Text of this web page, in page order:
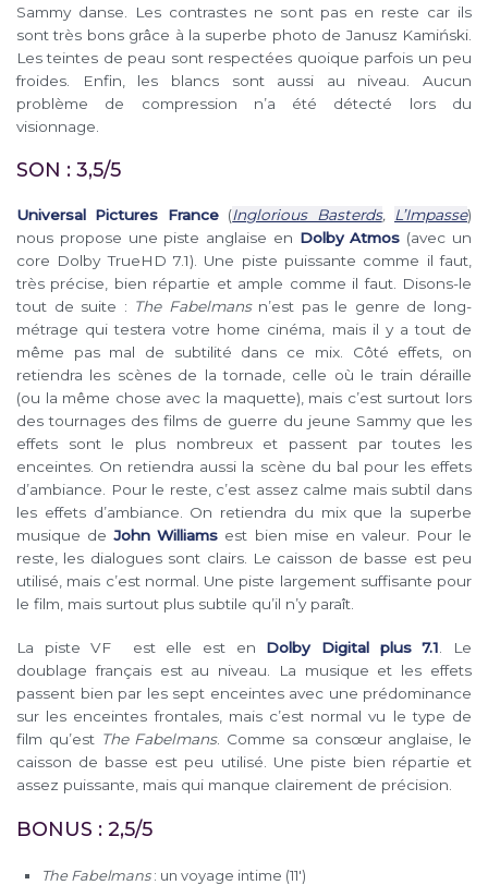
Sammy danse. Les contrastes ne sont pas en reste car ils
sont très bons grâce à la superbe photo de Janusz Kamiński.
Les teintes de peau sont respectées quoique parfois un peu
froides. Enfin, les blancs sont aussi au niveau. Aucun
problème de compression n’a été détecté lors du
visionnage.
SON : 3,5/5
Universal Pictures France(Inglorious Basterds, L’Impasse)
nous propose une piste anglaise en Dolby Atmos (avec un
core Dolby TrueHD 7.1). Une piste puissante comme il faut,
très précise, bien répartie et ample comme il faut. Disons-le
tout de suite : The Fabelmansn’est pas le genre de long-
métrage qui testera votre home cinéma, mais il y a tout de
même pas mal de subtilité dans ce mix. Côté effets, on
retiendra les scènes de la tornade, celle où le train déraille
(ou la même chose avec la maquette), mais c’est surtout lors
des tournages des films de guerre du jeune Sammy que les
effets sont le plus nombreux et passent par toutes les
enceintes. On retiendra aussi la scène du bal pour les effets
d’ambiance. Pour le reste, c’est assez calme mais subtil dans
les effets d’ambiance. On retiendra du mix que la superbe
musique deJohn Williams est bien mise en valeur. Pour le
reste, les dialogues sont clairs. Le caisson de basse est peu
utilisé, mais c’est normal. Une piste largement suffisante pour
le film, mais surtout plus subtile qu’il n’y paraît.
La piste VF est elle est en Dolby Digital plus 7.1. Le
doublage français est au niveau. La musique et les effets
passent bien par les sept enceintes avec une prédominance
sur les enceintes frontales, mais c’est normal vu le type de
film qu’est The Fabelmans. Comme sa consœur anglaise, le
caisson de basse est peu utilisé. Une piste bien répartie et
assez puissante, mais qui manque clairement de précision.
BONUS : 2,5/5
The Fabelmans: un voyage intime (11′)